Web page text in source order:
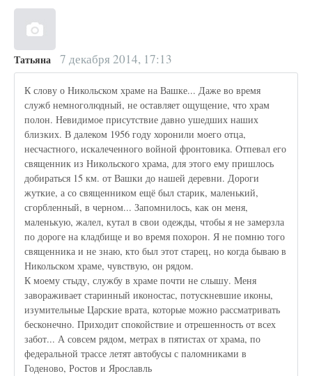
Татьяна 7 декабря 2014, 17:13
К слову о Никольском храме на Вашке... Даже во время
служб немноголюдный, не оставляет ощущение, что храм
полон. Невидимое присутствие давно ушедших наших
близких. В далеком 1956 году хоронили моего отца,
несчастного, искалеченного войной фронтовика. Отпевал его
священник из Никольского храма, для этого ему пришлось
добираться 15 км. от Вашки до нашей деревни. Дороги
жуткие, а со священником ещё был старик, маленький,
сгорбленный, в черном... Запомнилось, как он меня,
маленькую, жалел, кутал в свои одежды, чтобы я не замерзла
по дороге на кладбище и во время похорон. Я не помню того
священника и не знаю, кто был этот старец, но когда бываю в
Никольском храме, чувствую, он рядом.
К моему стыду, службу в храме почти не слышу. Меня
завораживает старинный иконостас, потускневшие иконы,
изумительные Царские врата, которые можно рассматривать
бесконечно. Приходит спокойствие и отрешенность от всех
забот... А совсем рядом, метрах в пятистах от храма, по
федеральной трассе летят автобусы с паломниками в
Годеново, Ростов и Ярославль